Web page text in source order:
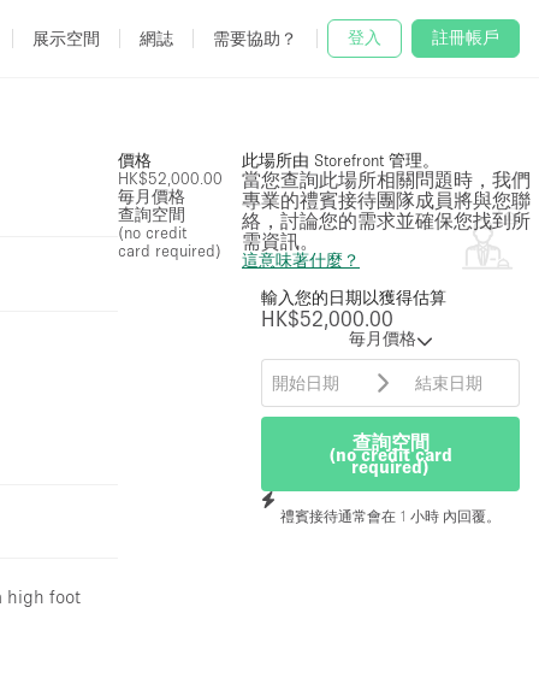
展示空間 網誌 需要協助？ 登入 註冊帳戶
此場所由 Storefront 管理。
當您查詢此場所相關問題時，我們
專業的禮賓接待團隊成員將與您聯
絡，討論您的需求並確保您找到所
需資訊。
這意味著什麼？
輸入您的日期以獲得估算
HK$52,000.00
毎月價格
查詢空間
(no credit card
required)
禮賓接待通常會在 1 小時 內回覆。
價格
HK$52,000.00
毎月價格
查詢空間
(no credit
card required)
high foot